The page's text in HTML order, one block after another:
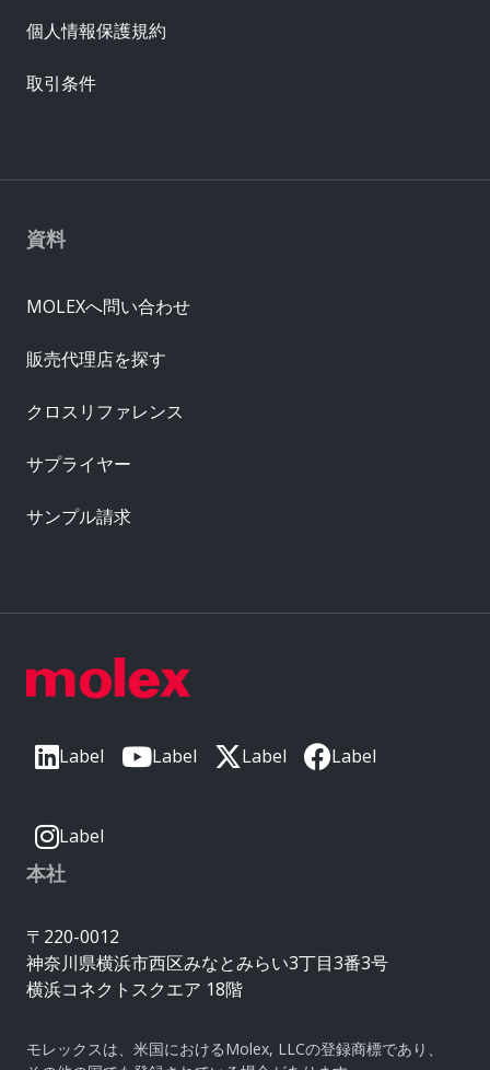
Label Label Label Label
Label
本社
〒220-0012
神奈川県横浜市西区みなとみらい3丁目3番3号
横浜コネクトスクエア 18階
モレックスは、米国におけるMolex, LLCの登録商標であり、
資料
MOLEXへ問い合わせ
販売代理店を探す
クロスリファレンス
サプライヤー
サンプル請求
個人情報保護規約
取引条件